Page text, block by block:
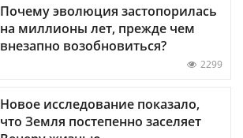
Почему эволюция застопорилась
на миллионы лет, прежде чем
внезапно возобновиться?
2299
Новое исследование показало,
что Земля постепенно заселяет